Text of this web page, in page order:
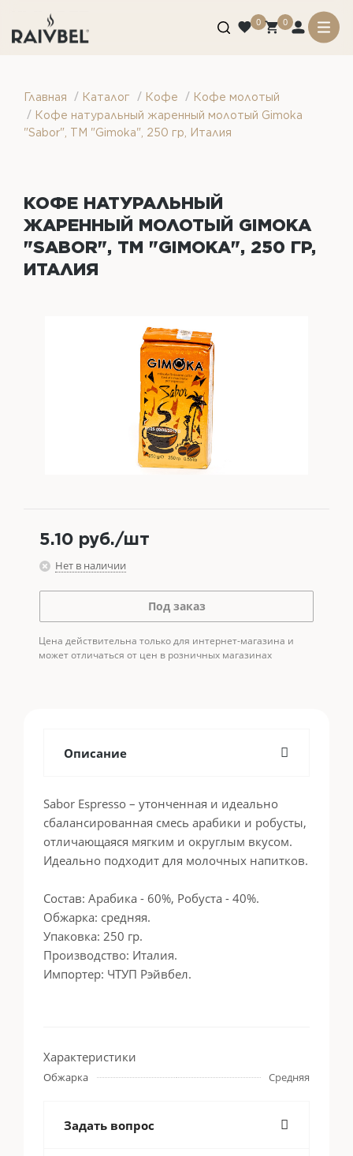
0 0
Главная / Каталог / Кофе / Кофе молотый
/ Кофе натуральный жаренный молотый Gimoka
"Sabor", ТМ "Gimoka", 250 гр, Италия
КОФЕ НАТУРАЛЬНЫЙ
ЖАРЕННЫЙ МОЛОТЫЙ GIMOKA
"SABOR", ТМ "GIMOKA", 250 ГР,
ИТАЛИЯ
5.10 руб./шт
Нет в наличии
Под заказ
Цена действительна только для интернет-магазина и
может отличаться от цен в розничных магазинах
Описание
Sabor Espresso – утонченная и идеально
сбалансированная смесь арабики и робусты,
отличающаяся мягким и округлым вкусом.
Идеально подходит для молочных напитков.
Состав: Арабика - 60%, Робуста - 40%.
Обжарка: средняя.
Упаковка: 250 гр.
Производство: Италия.
Импортер: ЧТУП Рэйвбел.
Характеристики
Обжарка Средняя
Задать вопрос